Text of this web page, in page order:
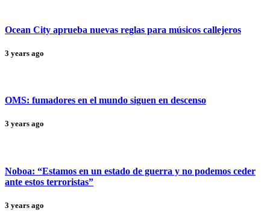
Ocean City aprueba nuevas reglas para músicos callejeros
3 years ago
OMS: fumadores en el mundo siguen en descenso
3 years ago
Noboa: “Estamos en un estado de guerra y no podemos ceder
ante estos terroristas”
3 years ago